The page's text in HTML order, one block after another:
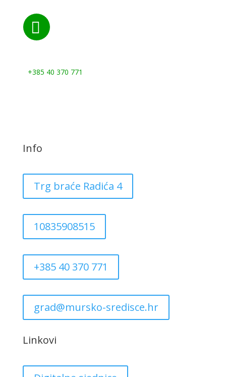

+385 40 370 771
Info
Trg braće Radića 4
10835908515
+385 40 370 771
grad@mursko-sredisce.hr
Linkovi